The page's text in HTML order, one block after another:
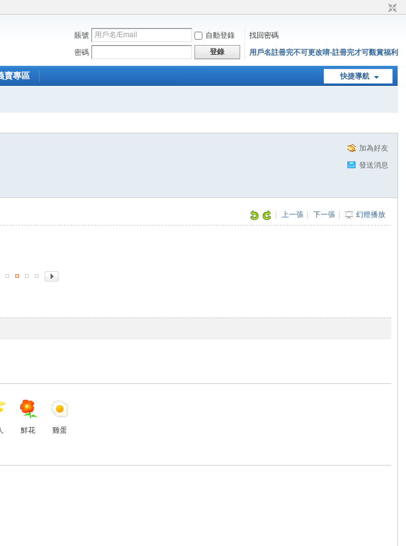
賬號 自動登錄
找回密碼
密碼
登錄 用戶名註冊完不可更改唷-註冊完才可觀賞福利
快捷導航
賣專區
加為好友
發送消息
上一張 下一張 幻燈播放
鮮花 雞蛋